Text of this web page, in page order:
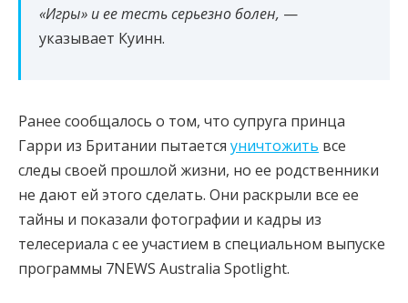
«Игры» и ее тесть серьезно болен, —
указывает Куинн.
Ранее сообщалось о том, что супруга принца
Гарри из Британии пытается уничтожить все
следы своей прошлой жизни, но ее родственники
не дают ей этого сделать. Они раскрыли все ее
тайны и показали фотографии и кадры из
телесериала с ее участием в специальном выпуске
программы 7NEWS Australia Spotlight.